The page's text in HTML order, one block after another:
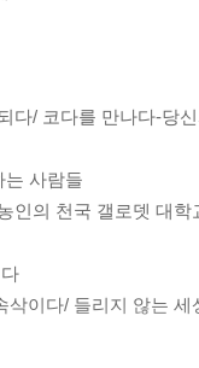
다/ 코다를 만나다-당
는 사람들
인의 천국 갤로뎃 대
삭이다/ 들리지 않는